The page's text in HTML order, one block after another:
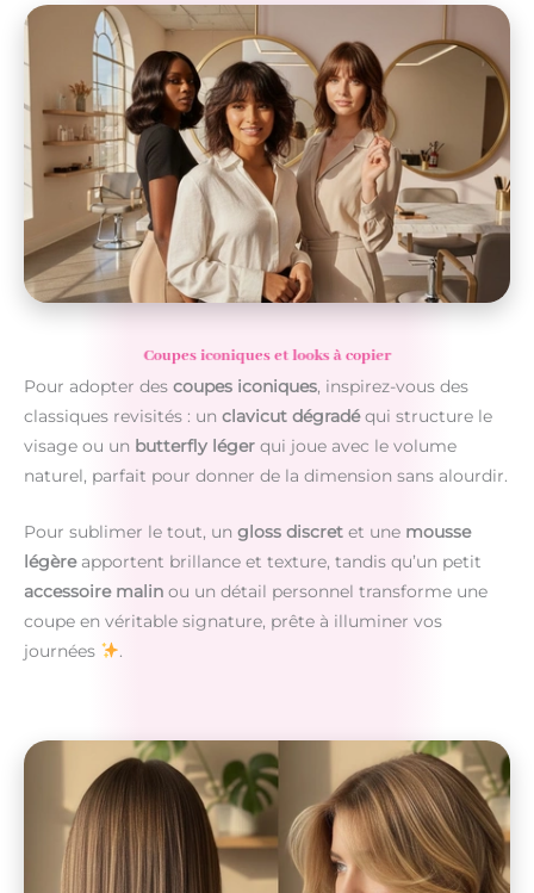
Coupes iconiques et looks à copier
Pour adopter des coupes iconiques, inspirez-vous des
classiques revisités : un clavicut dégradéqui structure le
visage ou un butterfly léger qui joue avec le volume
naturel, parfait pour donner de la dimension sans alourdir.
Pour sublimer le tout, un gloss discret et une mousse
légèreapportent brillance et texture, tandis qu’un petit
accessoire malin ou un détail personnel transforme une
coupe en véritable signature, prête à illuminer vos
journées
.